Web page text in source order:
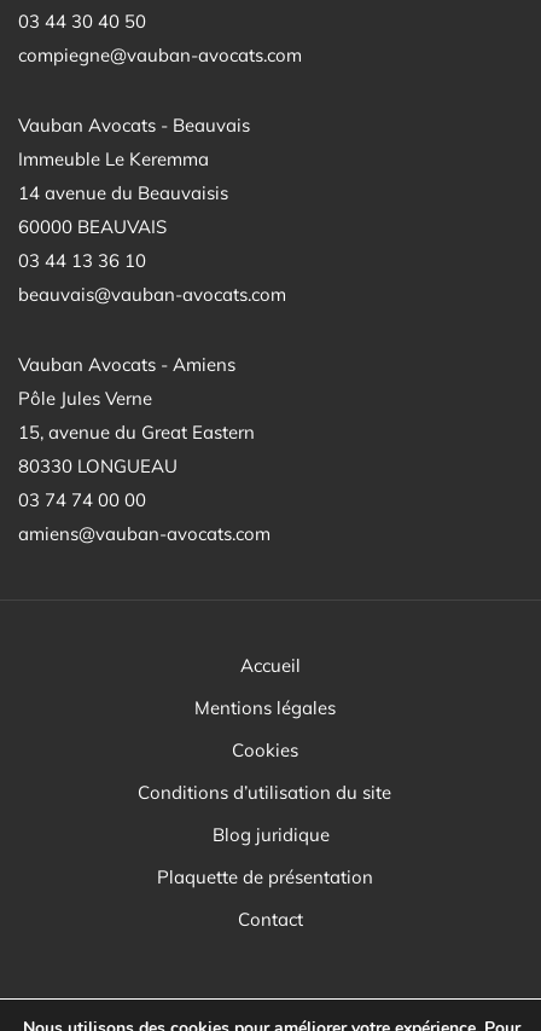
03 44 30 40 50
compiegne@vauban-avocats.com
Vauban Avocats - Beauvais
Immeuble Le Keremma
14 avenue du Beauvaisis
60000 BEAUVAIS
03 44 13 36 10
beauvais@vauban-avocats.com
Vauban Avocats - Amiens
Pôle Jules Verne
15, avenue du Great Eastern
80330 LONGUEAU
03 74 74 00 00
amiens@vauban-avocats.com
Accueil
Mentions légales
Cookies
Conditions d’utilisation du site
Blog juridique
Plaquette de présentation
Contact